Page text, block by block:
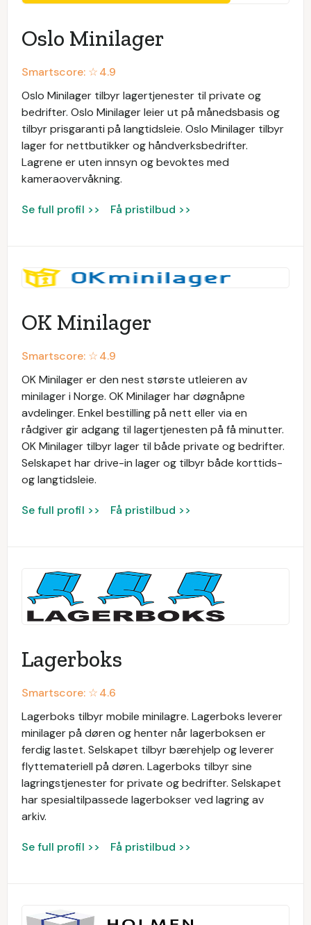
Oslo Minilager
Smartscore: ☆4.9
Oslo Minilager tilbyr lagertjenester til private og
bedrifter. Oslo Minilager leier ut på månedsbasis og
tilbyr prisgaranti på langtidsleie. Oslo Minilager tilbyr
lager for nettbutikker og håndverksbedrifter.
Lagrene er uten innsyn og bevoktes med
kameraovervåkning.
Se full profil >> Få pristilbud >>
OK Minilager
Smartscore: ☆4.9
OK Minilager er den nest største utleieren av
minilager i Norge. OK Minilager har døgnåpne
avdelinger. Enkel bestilling på nett eller via en
rådgiver gir adgang til lagertjenesten på få minutter.
OK Minilager tilbyr lager til både private og bedrifter.
Selskapet har drive-in lager og tilbyr både korttids-
og langtidsleie.
Se full profil >> Få pristilbud >>
Lagerboks
Smartscore: ☆4.6
Lagerboks tilbyr mobile minilagre. Lagerboks leverer
minilager på døren og henter når lagerboksen er
ferdig lastet. Selskapet tilbyr bærehjelp og leverer
flyttemateriell på døren. Lagerboks tilbyr sine
lagringstjenester for private og bedrifter. Selskapet
har spesialtilpassede lagerbokser ved lagring av
arkiv.
Se full profil >> Få pristilbud >>